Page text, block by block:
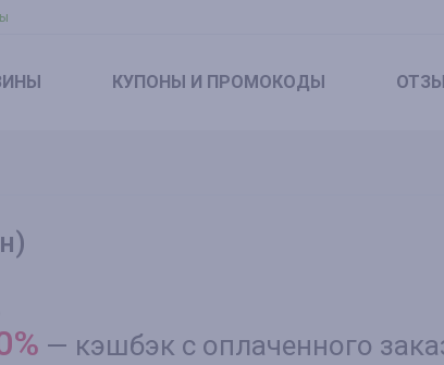
КУПОНЫ И ПРОМОКОДЫ
% — кэшбэк с оплаченного